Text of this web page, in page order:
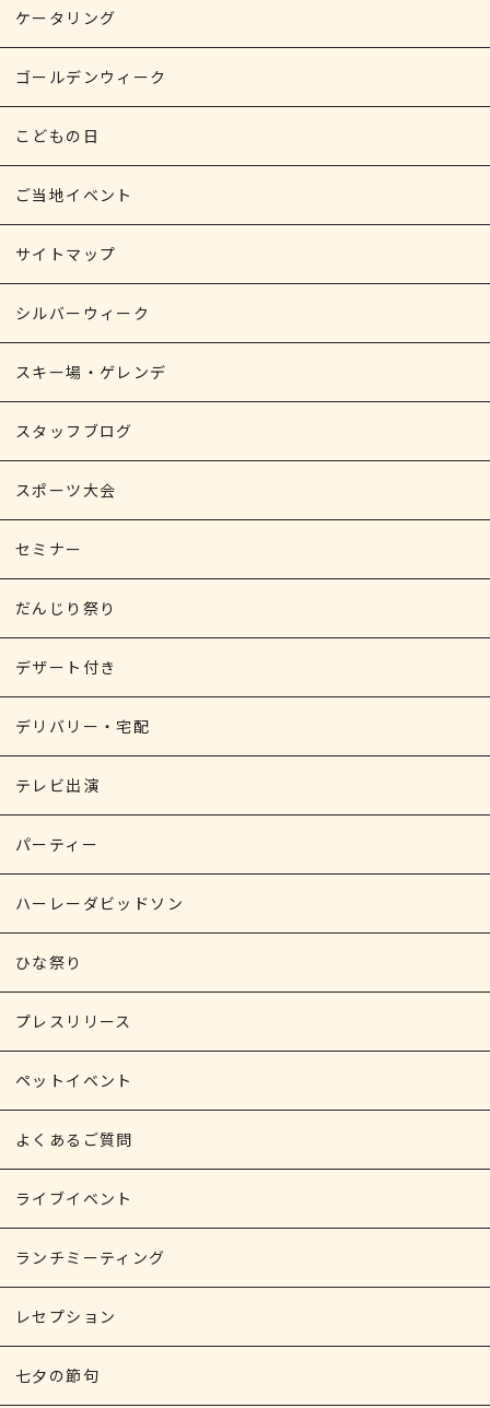
ケータリング
ゴールデンウィーク
こどもの日
ご当地イベント
サイトマップ
シルバーウィーク
スキー場・ゲレンデ
スタッフブログ
スポーツ大会
セミナー
だんじり祭り
デザート付き
デリバリー・宅配
テレビ出演
パーティー
ハーレーダビッドソン
ひな祭り
プレスリリース
ペットイベント
よくあるご質問
ライブイベント
ランチミーティング
レセプション
七夕の節句